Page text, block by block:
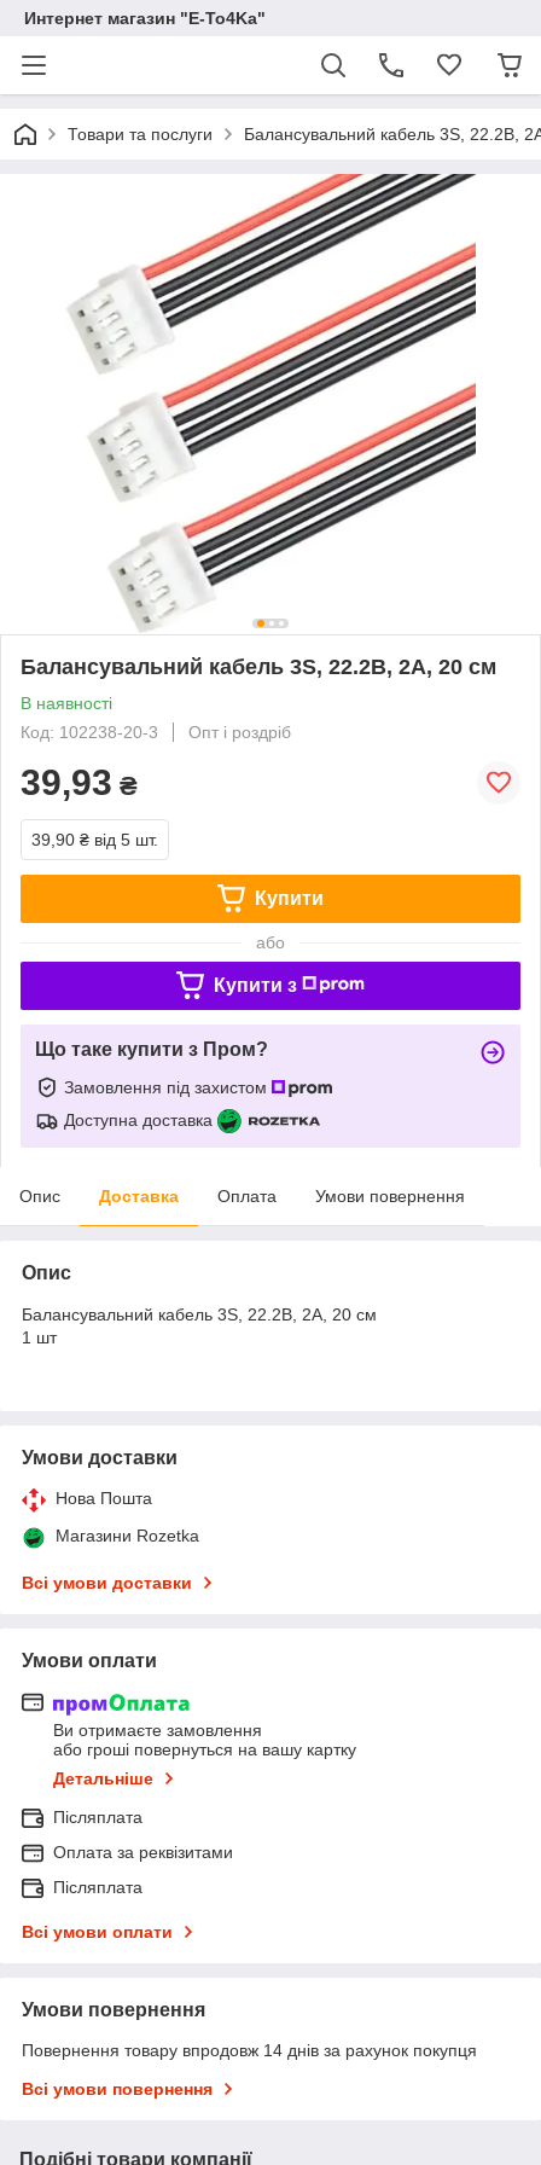
Интернет магазин "E-To4Ka"
Товари та послуги Балансувальний кабель 3S, 22.2В,
Балансувальний кабель 3S, 22.2В, 2А, 20 см
В наявності
Код: 102238-20-3
Опт і роздріб
39,93 ₴
39,90 ₴ від 5 шт.
Купити
або
Купити з
Що таке купити з Пром?
Замовлення під захистом
Доступна доставка
Опис Доставка Оплата Умови повернення
Опис
Балансувальний кабель 3S, 22.2В, 2А, 20 см
1 шт
Умови доставки
Нова Пошта
Магазини Rozetka
Всі умови доставки
Умови оплати
Ви отримаєте замовлення
або гроші повернуться на вашу картку
Детальніше
Післяплата
Оплата за реквізитами
Післяплата
Всі умови оплати
Умови повернення
Повернення товару впродовж 14 днів за рахунок покупця
Всі умови повернення
Подібні товари компанії